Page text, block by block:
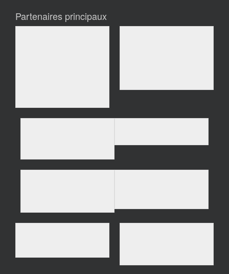
Partenaires principaux